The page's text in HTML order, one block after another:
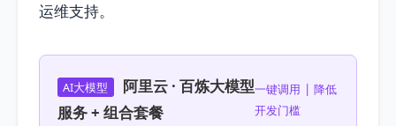
运维支持。
AI大模型
阿里云 · 百炼大模型
服务 + 组合套餐
一键调用 | 降低
开发门槛